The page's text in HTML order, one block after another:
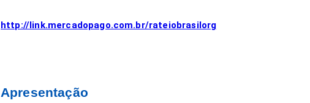
http://link.mercadopago.com.br/rateiobrasilorg
Apresentação